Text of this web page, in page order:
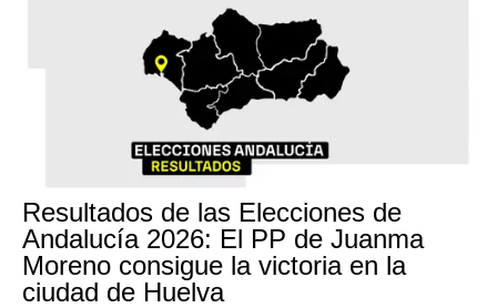
Resultados de las Elecciones de
Andalucía 2026: El PP de Juanma
Moreno consigue la victoria en la
ciudad de Huelva